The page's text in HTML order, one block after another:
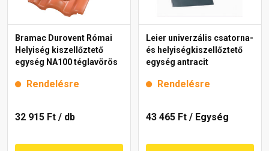
Bramac Durovent Római
Helyiség kiszellőztető
egység NA100 téglavörös
Rendelésre
32 915 Ft / db
Leier univerzális csatorna-
és helyiségkiszellőztető
egység antracit
Rendelésre
43 465 Ft / Egység